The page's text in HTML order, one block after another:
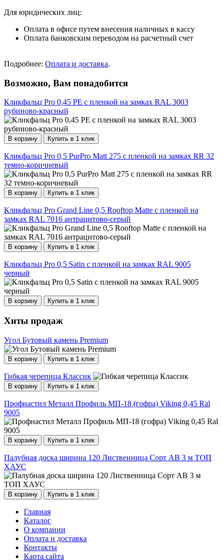
Для юридических лиц:
Оплата в офисе путем внесения наличных в кассу
Оплата банковским переводом на расчетный счет
Подробнее: Оплата и доставка.
Возможно, Вам понадобится
Кликфальц Pro 0,45 PE с пленкой на замках RAL 3003
рубиново-красный
В корзину Купить в 1 клик
Кликфальц Pro 0,5 PurPro Matt 275 с пленкой на замках RR 32
темно-коричневый
В корзину Купить в 1 клик
Кликфальц Pro Grand Line 0,5 Rooftop Matte с пленкой на
замках RAL 7016 антрацитово-серый
В корзину Купить в 1 клик
Кликфальц Pro 0,5 Satin с пленкой на замках RAL 9005
черный
В корзину Купить в 1 клик
Хиты продаж
Угол Бутовый камень Premium
В корзину Купить в 1 клик
Гибкая черепица Классик
В корзину Купить в 1 клик
Профнастил Металл Профиль МП-18 (гофра) Viking 0,45 Ral
9005
В корзину Купить в 1 клик
Палубная доска ширина 120 Лиственница Сорт АВ 3 м ТОП
ХАУС
В корзину Купить в 1 клик
Главная
Каталог
О компании
Оплата и доставка
Контакты
Карта сайта